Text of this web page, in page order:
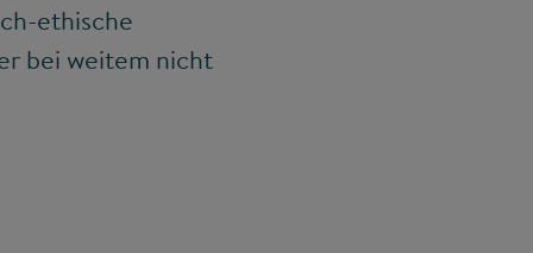
ethische
bei weitem nicht